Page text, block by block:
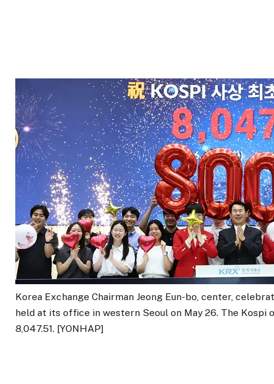
Korea Exchange Chairman Jeong Eun-bo, center,
held at its office in western Seoul on May 26. The
8,047.51. [YONHAP]